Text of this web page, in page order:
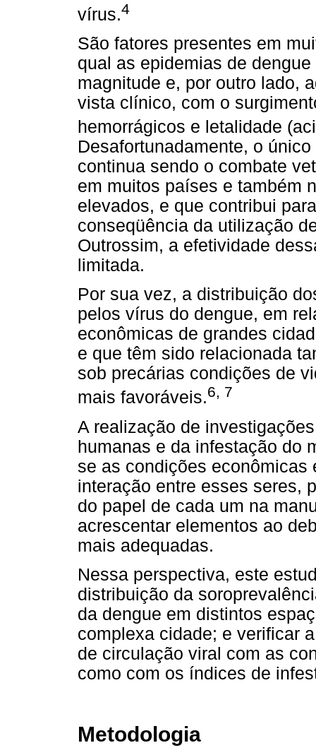
vírus.4
São fatores presentes em
qual as epidemias de
magnitude e, por outro lado,
vista clínico, com o
hemorrágicos e letalidade
Desafortunadamente, o
continua sendo o combate
em muitos países e também
elevados, e que contribui
conseqüência da utilização
Outrossim, a efetividade
limitada.
Por sua vez, a distribuição
pelos vírus do dengue, em
econômicas de grandes
e que têm sido relacionada
sob precárias condições de
mais favoráveis.6, 7
A realização de
humanas e da infestação do
se as condições econômicas
interação entre esses seres,
do papel de cada um na
acrescentar elementos ao
mais adequadas.
Nessa perspectiva, este
distribuição da
da dengue em distintos
complexa cidade; e verificar
de circulação viral com as
como com os índices de
Metodologia